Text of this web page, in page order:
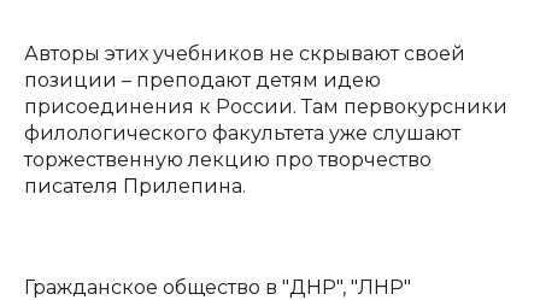
Авторы этих учебников не скрывают своей
позиции – преподают детям идею
присоединения к России. Там первокурсники
филологического факультета уже слушают
торжественную лекцию про творчество
писателя Прилепина.
Гражданское общество в "ДНР", "ЛНР"